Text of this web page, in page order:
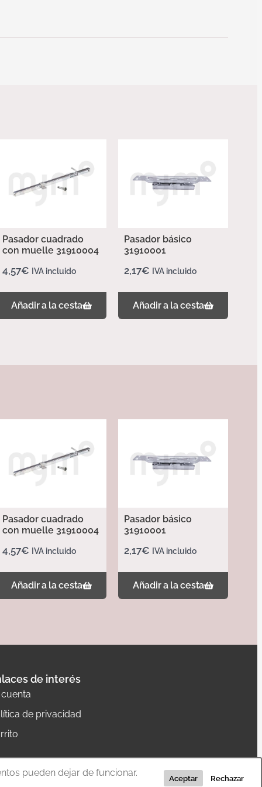
Pasador cuadrado
con muelle 31910004
4,57€ IVA incluido
Añadir a la cesta
Pasador básico
31910001
2,17€ IVA incluido
Añadir a la cesta
Pasador cuadrado
con muelle 31910004
4,57€ IVA incluido
Añadir a la cesta
Pasador básico
31910001
2,17€ IVA incluido
Añadir a la cesta
de interés
cuenta
de privacidad
– Programación:La Quadra
pueden dejar de funcionar.
Aceptar Rechazar